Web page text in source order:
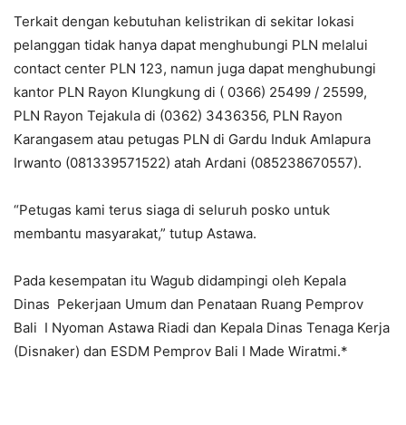
Terkait dengan kebutuhan kelistrikan di sekitar lokasi
pelanggan tidak hanya dapat menghubungi PLN melalui
contact center PLN 123, namun juga dapat menghubungi
kantor PLN Rayon Klungkung di ( 0366) 25499 / 25599,
PLN Rayon Tejakula di (0362) 3436356, PLN Rayon
Karangasem atau petugas PLN di Gardu Induk Amlapura
Irwanto (081339571522) atah Ardani (085238670557).
“Petugas kami terus siaga di seluruh posko untuk
membantu masyarakat,” tutup Astawa.
Pada kesempatan itu Wagub didampingi oleh Kepala
Dinas Pekerjaan Umum dan Penataan Ruang Pemprov
Bali I Nyoman Astawa Riadi dan Kepala Dinas Tenaga Kerja
(Disnaker) dan ESDM Pemprov Bali I Made Wiratmi.*